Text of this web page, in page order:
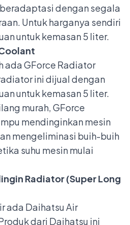
dengan segala
Untuk harganya sendiri
untuk kemasan 5 liter.
ada GForce Radiator
ini dijual dengan
untuk kemasan 5 liter.
murah, GForce
mendinginkan mesin
mengeliminasi buih-buih
suhu mesin mulai
Radiator (Super Long
ada Daihatsu Air
dari Daihatsu ini